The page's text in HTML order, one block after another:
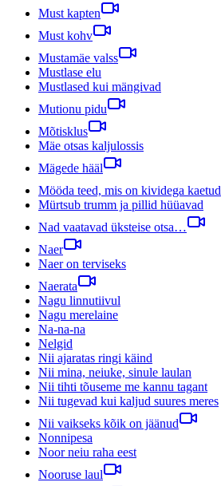
Must kapten
Must kohv
Mustamäe valss
Mustlase elu
Mustlased kui mängivad
Mutionu pidu
Mõtisklus
Mäe otsas kaljulossis
Mägede hääl
Mööda teed, mis on kividega kaetud
Mürtsub trumm ja pillid hüüavad
Nad vaatavad üksteise otsa…
Naer
Naer on terviseks
Naerata
Nagu linnutiivul
Nagu merelaine
Na-na-na
Nelgid
Nii ajaratas ringi käind
Nii mina, neiuke, sinule laulan
Nii tihti tõuseme me kannu tagant
Nii tugevad kui kaljud suures meres
Nii vaikseks kõik on jäänud
Nonnipesa
Noor neiu raha eest
Nooruse laul